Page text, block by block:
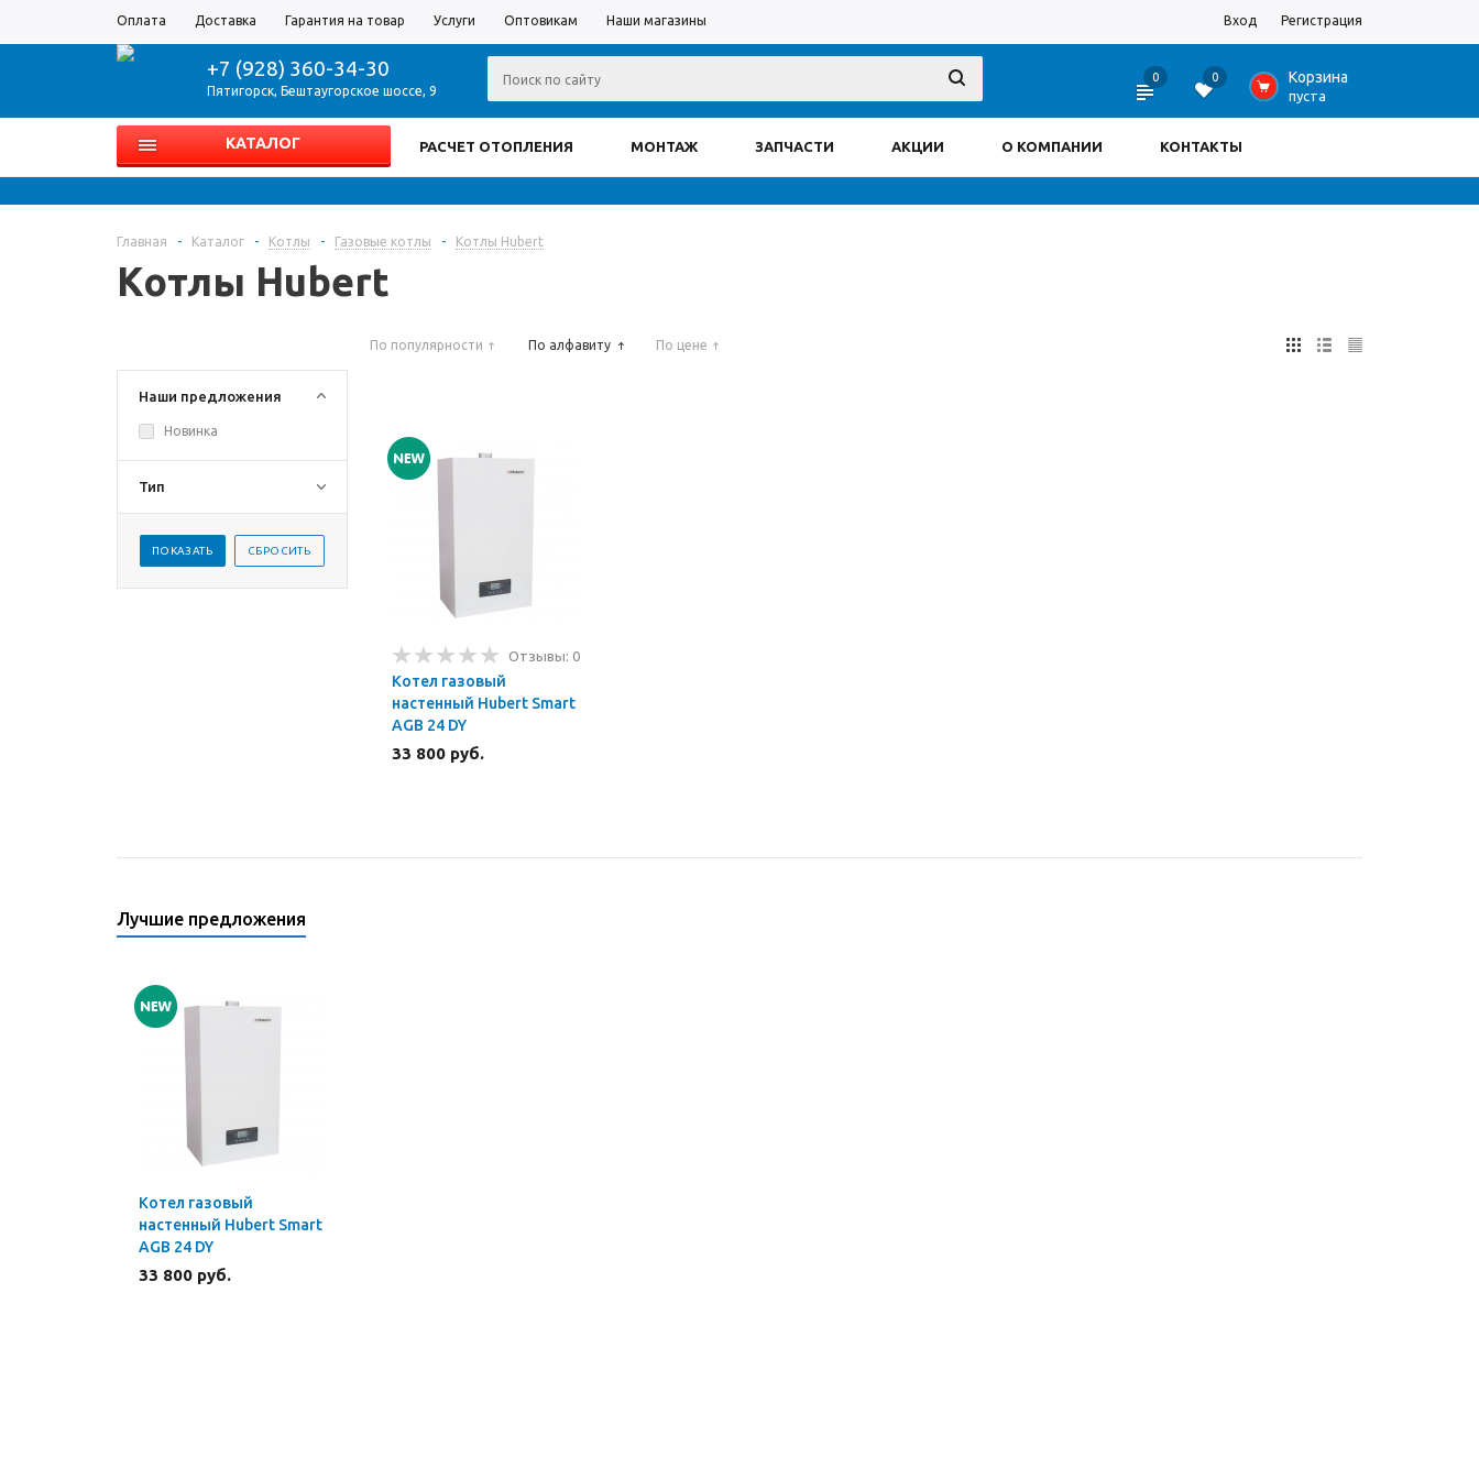
Оплата Доставка Гарантия на товар Услуги Оптовикам Наши магазины Вход Регистрация
+7 (928) 360-34-30
Пятигорск, Бештаугорское шоссе, 9
0 0 0 Корзина
пуста
КАТАЛОГ РАСЧЕТ ОТОПЛЕНИЯ МОНТАЖ ЗАПЧАСТИ АКЦИИ О КОМПАНИИ КОНТАКТЫ
Главная - Каталог - Котлы - Газовые котлы - Котлы Hubert
Котлы Hubert
Наши предложения
Новинка
Тип
По популярности По алфавиту По цене
Отзывы: 0
Котел газовый
настенный Hubert Smart
AGB 24 DY
33 800 руб.
Лучшие предложения
Котел газовый
настенный Hubert Smart
AGB 24 DY
33 800 руб.